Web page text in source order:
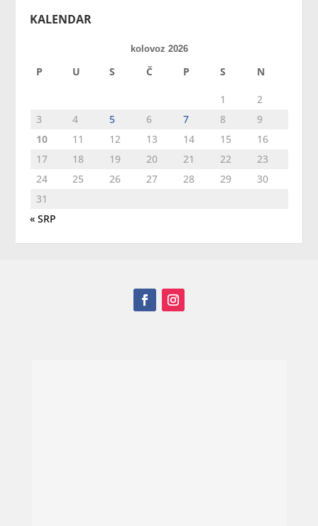
KALENDAR
kolovoz 2026
P U S Č P S N
1
2
3
4 5 6 7 8
9
10
11 12 13 14 15
16
17
18 19 20 21 22
23
24
25 26 27 28 29
30
31
« SRP